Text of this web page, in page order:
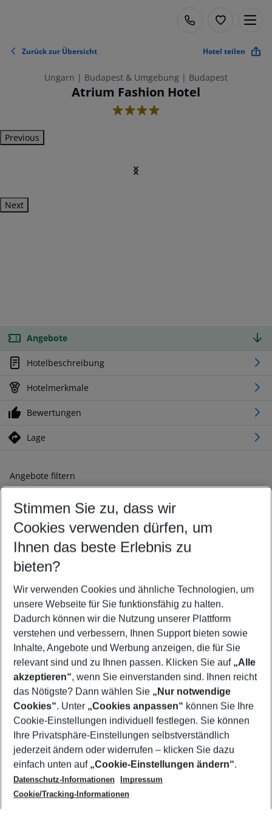
Zurück zur Übersicht Hotel teilen
Ungarn | Budapest & Umgebung | Budapest
Atrium Fashion Hotel
4
Previous
Next
Angebote
Hotelbeschreibung
Hotelmerkmale
Bewertungen
Lage
Angebote filtern
Ändern Sie Ihre Kriterien nach Ihren Wünschen
Abflughafen wählen
Beliebiger Abflughafen
Reisezeitraum wählen
10.08.26– 08.08.27 5-8 Nächte
2 Erwachsene Keine Kinder
Mehr Filter anzeigen
Footer
Footer navigation
Über uns
AGB
Cookie-Einstellungen ändern
Cookie-Richtlinie
Datenschutz
Service & Hilfe
Barrierefreies Reisen
Check-in
Folgen Sie uns
Stimmen Sie zu, dass wir
Cookies verwenden dürfen, um
Ihnen das beste Erlebnis zu
bieten?
Wir verwenden Cookies und ähnliche Technologien, um
unsere Webseite für Sie funktionsfähig zu halten.
Dadurch können wir die Nutzung unserer Plattform
verstehen und verbessern, Ihnen Support bieten sowie
Inhalte, Angebote und Werbung anzeigen, die für Sie
relevant sind und zu Ihnen passen. Klicken Sie auf „Alle
akzeptieren“, wenn Sie einverstanden sind. Ihnen reicht
das Nötigste? Dann wählen Sie „Nur notwendige
Cookies“. Unter „Cookies anpassen“ können Sie Ihre
Cookie-Einstellungen individuell festlegen. Sie können
Ihre Privatsphäre-Einstellungen selbstverständlich
jederzeit ändern oder widerrufen – klicken Sie dazu
einfach unten auf „Cookie-Einstellungen ändern“.
Datenschutz-Informationen
Impressum
Cookie/Tracking-Informationen